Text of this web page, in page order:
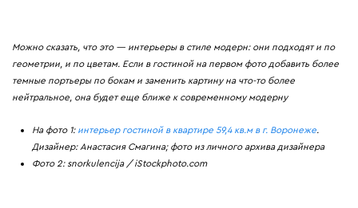
Можно сказать, что это — интерьеры в стиле модерн: они подходят и по
геометрии, и по цветам. Если в гостиной на первом фото добавить более
темные портьеры по бокам и заменить картину на что-то более
нейтральное, она будет еще ближе к современному модерну
На фото 1: интерьер гостиной в квартире 59,4 кв.м в г. Воронеже.
Дизайнер: Анастасия Смагина; фото из личного архива дизайнера
Фото 2: snorkulencija / iStockphoto.com